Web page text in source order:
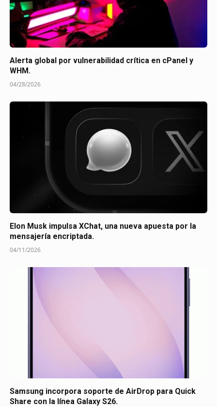
Alerta global por vulnerabilidad crítica en cPanel y
WHM.
04/28/2026
Elon Musk impulsa XChat, una nueva apuesta por la
mensajería encriptada.
04/11/2026
Samsung incorpora soporte de AirDrop para Quick
Share con la línea Galaxy S26.